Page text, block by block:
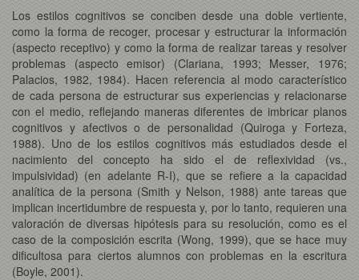
Los estilos cognitivos se conciben desde una doble vertiente,
como la forma de recoger, procesar y estructurar la información
(aspecto receptivo) y como la forma de realizar tareas y resolver
problemas (aspecto emisor) (Clariana, 1993; Messer, 1976;
Palacios, 1982, 1984). Hacen referencia al modo característico
de cada persona de estructurar sus experiencias y relacionarse
con el medio, reflejando maneras diferentes de imbricar planos
cognitivos y afectivos o de personalidad (Quiroga y Forteza,
1988). Uno de los estilos cognitivos más estudiados desde el
nacimiento del concepto ha sido el de reflexividad (vs.,
impulsividad) (en adelante R-I), que se refiere a la capacidad
analítica de la persona (Smith y Nelson, 1988) ante tareas que
implican incertidumbre de respuesta y, por lo tanto, requieren una
valoración de diversas hipótesis para su resolución, como es el
caso de la composición escrita (Wong, 1999), que se hace muy
dificultosa para ciertos alumnos con problemas en la escritura
(Boyle, 2001).